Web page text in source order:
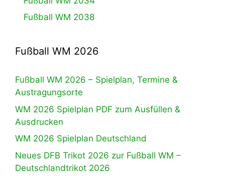
Fußball WM 2038
Fußball WM 2026
Fußball WM 2026 – Spielplan, Termine &
Austragungsorte
WM 2026 Spielplan PDF zum Ausfüllen &
Ausdrucken
WM 2026 Spielplan Deutschland
Neues DFB Trikot 2026 zur Fußball WM –
Deutschlandtrikot 2026